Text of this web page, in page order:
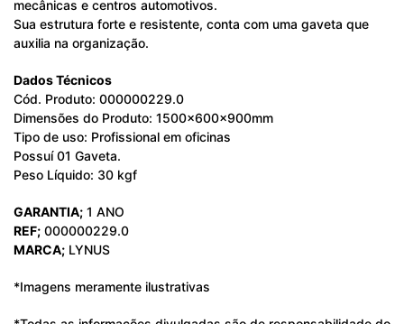
mecânicas e centros automotivos.
Sua estrutura forte e resistente, conta com uma gaveta que
auxilia na organização.
Dados Técnicos
Cód. Produto: 000000229.0
Dimensões do Produto: 1500x600x900mm
Tipo de uso: Profissional em oficinas
Possuí 01 Gaveta.
Peso Líquido: 30 kgf
GARANTIA; 1 ANO
REF; 000000229.0
MARCA; LYNUS
*Imagens meramente ilustrativas